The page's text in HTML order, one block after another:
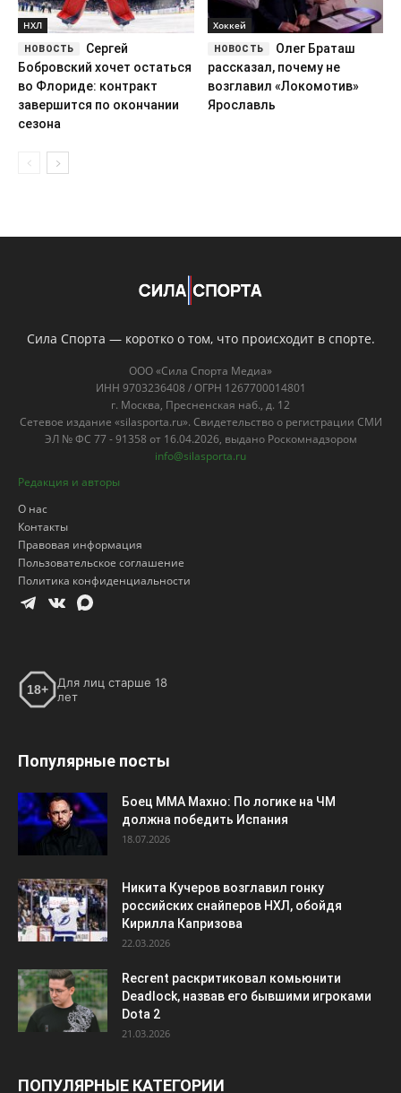
НХЛ
Сергей
Бобровский хочет остаться
во Флориде: контракт
завершится по окончании
сезона
Хоккей
Олег Браташ
рассказал, почему не
возглавил «Локомотив»
Ярославль
Сила Спорта — коротко о том, что происходит в спорте.
ООО «Сила Спорта Медиа»
ИНН 9703236408 / ОГРН 1267700014801
г. Москва, Пресненская наб., д. 12
Сетевое издание «silasporta.ru». Свидетельство о регистрации СМИ
ЭЛ № ФС 77 - 91358 от 16.04.2026, выдано Роскомнадзором
info@silasporta.ru
Редакция и авторы
О нас
Контакты
Правовая информация
Пользовательское соглашение
Политика конфиденциальности
18+
Для лиц старше 18
лет
Популярные посты
Боец ММА Махно: По логике на ЧМ
должна победить Испания
18.07.2026
Никита Кучеров возглавил гонку
российских снайперов НХЛ, обойдя
Кирилла Капризова
22.03.2026
Recrent раскритиковал комьюнити
Deadlock, назвав его бывшими игроками
Dota 2
21.03.2026
ПОПУЛЯРНЫЕ КАТЕГОРИИ